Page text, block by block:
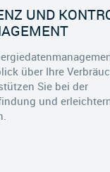
UND
über Ihre
Sie bei der
und